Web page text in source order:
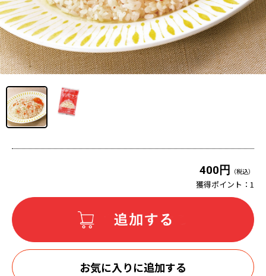
400円 （税込）
獲得ポイント： 1
お気に入りに追加する